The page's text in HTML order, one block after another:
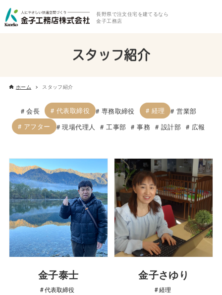
長野県で注文住宅を建てるなら
金子工務店
スタッフ紹介
ホーム スタッフ紹介
会長 代表取締役 専務取締役 経理
営業部
アフター
現場代理人 工事部 事務 設計部 広報
金子泰士
代表取締役
金子さゆり
経理